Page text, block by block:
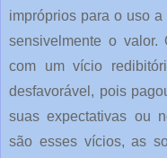
impróprios para o uso
sensivelmente o valor.
com um vício
desfavorável, pois
suas expectativas ou
são esses vícios, as